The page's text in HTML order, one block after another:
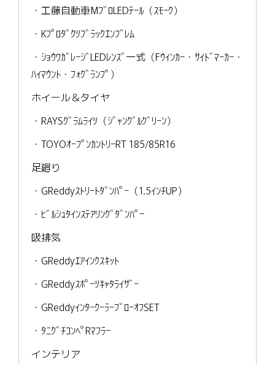
・工藤自動車MﾌﾞﾛLEDﾃｰﾙ（ｽﾓｰｸ）
・Kﾌﾟﾛﾀﾞｸﾂﾌﾞﾗｯｸｴﾝﾌﾞﾚﾑ
・ｼｮｳﾜｶﾞﾚｰｼﾞLEDﾚﾝｽﾞ一式（Fｳｲﾝｶｰ・ｻｲﾄﾞﾏｰｶｰ・
ﾊｲﾏｳﾝﾄ・ﾌｫｸﾞﾗﾝﾌﾟ）
ホイール＆タイヤ
・RAYSｸﾞﾗﾑﾗｲﾂ（ｼﾞｬﾝｸﾞﾙｸﾞﾘｰﾝ）
・TOYOｵｰﾌﾟﾝｶﾝﾄﾘｰRT 185/85R16
足廻り
・GReddyｽﾄﾘｰﾄﾀﾞﾝﾊﾟｰ（1.5ｲﾝﾁUP）
・ﾋﾞﾙｼｭﾀｲﾝｽﾃｱﾘﾝｸﾞﾀﾞﾝﾊﾟｰ
吸排気
・GReddyｴｱｲﾝｸｽｷｯﾄ
・GReddyｽﾎﾟｰﾂｷｬﾀﾗｲｻﾞｰ
・GReddyｲﾝﾀｰｸｰﾗｰﾌﾞﾛｰｵﾌSET
・ﾀﾆｸﾞﾁｺﾝﾍﾟRﾏﾌﾗｰ
インテリア